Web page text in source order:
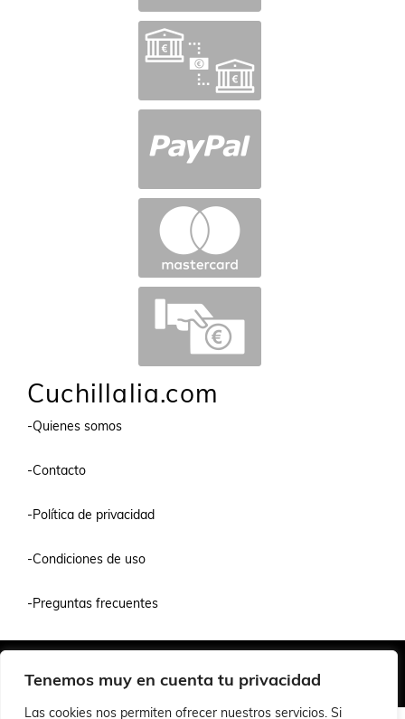
Tenemos muy en cuenta tu privacidad
Las cookies nos permiten ofrecer nuestros servicios. Si
Cuchillalia.com
-Quienes somos
-Contacto
-Política de privacidad
-Condiciones de uso
-Preguntas frecuentes
© 2026 Cuchillalia.com